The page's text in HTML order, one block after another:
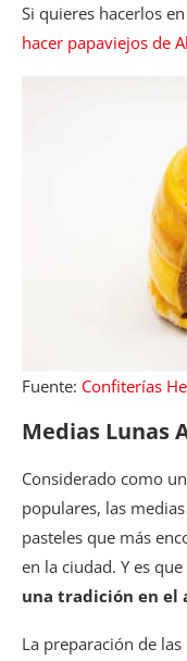
Si quieres hacerlos
hacer papaviejos de
Fuente: Confiterías
Medias Lunas
Considerado como
populares, las
pasteles que más
en la ciudad. Y es
una tradición en el
La preparación de